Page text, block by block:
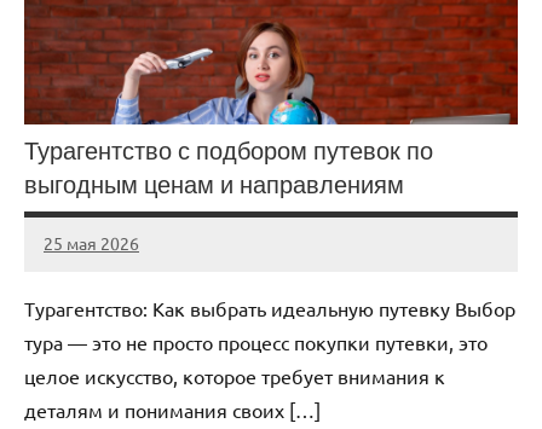
Турагентство с подбором путевок по
выгодным ценам и направлениям
25 мая 2026
Avtor
Нет
Турагентство: Как выбрать идеальную путевку Выбор
тура — это не просто процесс покупки путевки, это
целое искусство, которое требует внимания к
деталям и понимания своих […]